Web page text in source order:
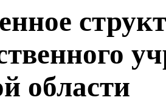
области